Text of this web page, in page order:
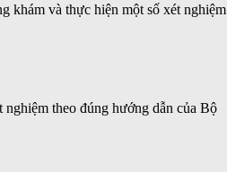
khám và thực hiện một số xét nghiệm
theo đúng hướng dẫn của Bộ